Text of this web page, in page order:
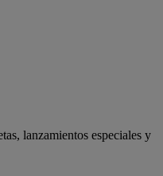
lanzamientos especiales y